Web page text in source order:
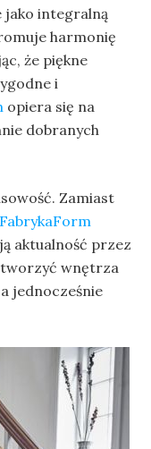
jako integralną
harmonię
że piękne
i
opiera się na
dobranych
Zamiast
FabrykaForm
aktualność przez
tworzyć wnętrza
jednocześnie